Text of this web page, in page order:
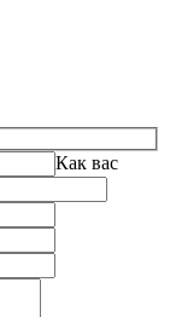
Как вас